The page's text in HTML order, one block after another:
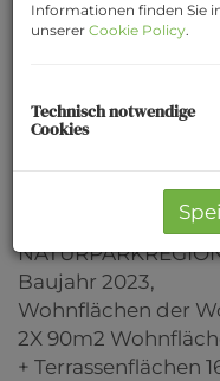
Für Anleger und
Gesamt von €
WOHNUNGEN MIT
Baujahr 2023,
Wohnflächen der
2X 90m2
+ Terrassenflächen
Informationen finden Sie
unserer Cookie Policy.
Technisch notwendige
Cookies